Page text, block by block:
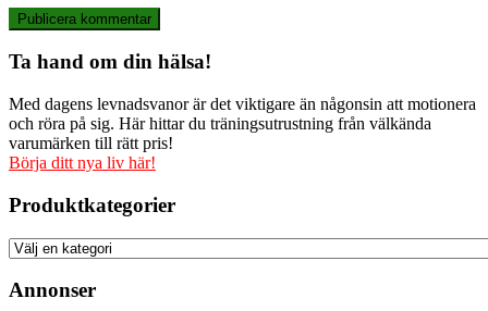
Ta hand om din hälsa!
Med dagens levnadsvanor är det viktigare än någonsin att motionera
och röra på sig. Här hittar du träningsutrustning från välkända
varumärken till rätt pris!
Börja ditt nya liv här!
Produktkategorier
Annonser